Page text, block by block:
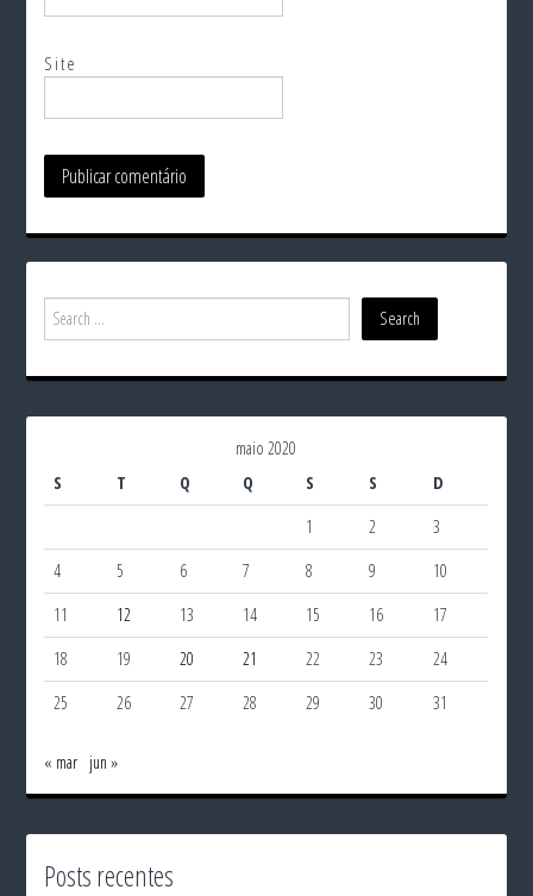
Site
maio 2020
S
T Q Q S S
D
1
2
3
4
5 6 7 8 9
10
11
12 13 14 15 16
17
18
19 20 21 22 23
24
25
26 27 28 29 30 31
« mar jun »
Posts recentes